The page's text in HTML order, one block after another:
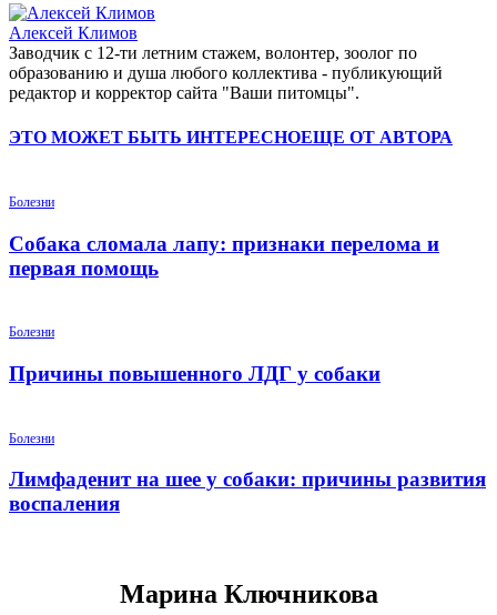
Алексей Климов
Заводчик c 12-ти летним стажем, волонтер, зоолог по
образованию и душа любого коллектива - публикующий
редактор и корректор сайта "Ваши питомцы".
ЭТО МОЖЕТ БЫТЬ ИНТЕРЕСНОЕЩЕ ОТ АВТОРА
Болезни
Собака сломала лапу: признаки перелома и
первая помощь
Болезни
Причины повышенного ЛДГ у собаки
Болезни
Лимфаденит на шее у собаки: причины развития
воспаления
Марина Ключникова